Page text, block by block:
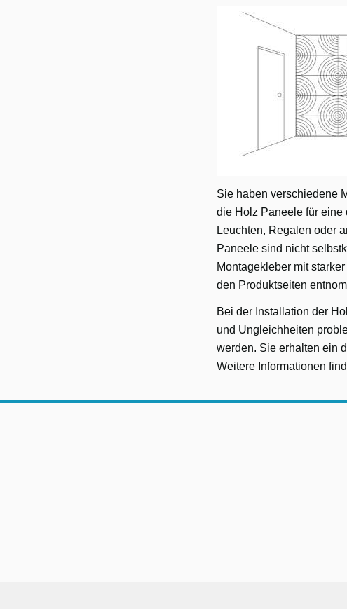
Sie haben verschiedene
die Holz Paneele für eine
Leuchten, Regalen oder
Paneele sind nicht
Montagekleber mit
den Produktseiten
Bei der Installation der
und Ungleichheiten
werden. Sie erhalten ein
Weitere Informationen